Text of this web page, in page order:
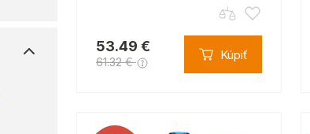
53.49 €
61.32 € Kúpiť